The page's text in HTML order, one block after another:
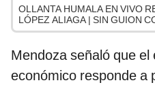
OLLANTA HUMALA EN VIVO
LÓPEZ ALIAGA | SIN GUION
Mendoza señaló que
económico responde a